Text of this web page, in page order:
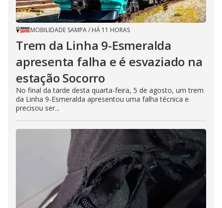
MOBILIDADE SAMPA/ HÁ 11 HORAS
Trem da Linha 9-Esmeralda
apresenta falha e é esvaziado na
estação Socorro
No final da tarde desta quarta-feira, 5 de agosto, um trem
da Linha 9-Esmeralda apresentou uma falha técnica e
precisou ser...